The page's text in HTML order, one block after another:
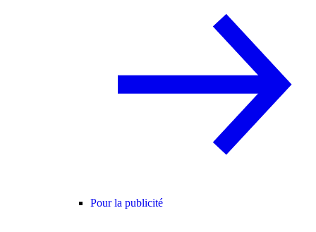
Pour la publicité